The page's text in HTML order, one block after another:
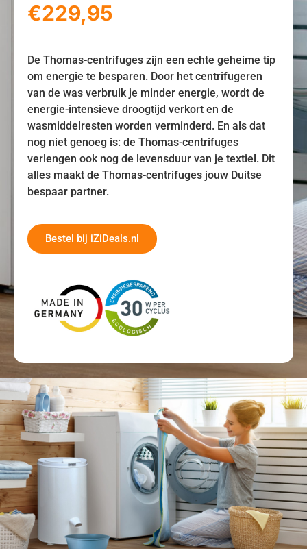
€229,95
De Thomas-centrifuges zijn een echte geheime tip
om energie te besparen. Door het centrifugeren
van de was verbruik je minder energie, wordt de
energie-intensieve droogtijd verkort en de
wasmiddelresten worden verminderd. En als dat
nog niet genoeg is: de Thomas-centrifuges
verlengen ook nog de levensduur van je textiel. Dit
alles maakt de Thomas-centrifuges jouw Duitse
bespaar partner.
Bestel bij iZiDeals.nl